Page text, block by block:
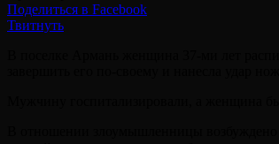
Поделиться в Facebook
Твитнуть